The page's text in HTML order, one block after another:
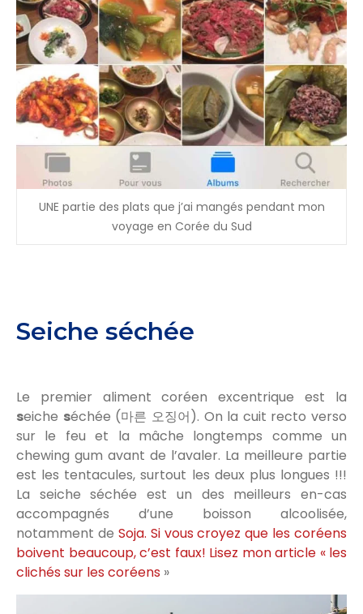
UNE partie des plats que j’ai mangés pendant mon
voyage en Corée du Sud
Seiche séchée
Le premier aliment coréen excentrique est la
seiche séchée (마른 오징어). On la cuit recto verso
sur le feu et la mâche longtemps comme un
chewing gum avant de l’avaler. La meilleure partie
est les tentacules, surtout les deux plus longues !!!
La seiche séchée est un des meilleurs en-cas
accompagnés d’une boisson alcoolisée,
notamment de Soja. Si vous croyez que les coréens
boivent beaucoup, c’est faux! Lisez mon article « les
clichés sur les coréens »